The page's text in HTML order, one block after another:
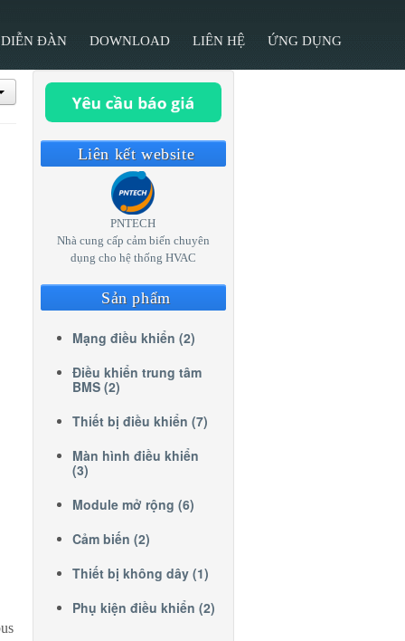
DIỄN ĐÀN DOWNLOAD LIÊN HỆ ỨNG DỤNG
Liên kết website
PNTECH
Nhà cung cấp cảm biến chuyên
dụng cho hệ thống HVAC
Sản phẩm
Mạng điều khiển (2)
Điều khiển trung tâm
BMS (2)
Thiết bị điều khiển (7)
Màn hình điều khiển
(3)
Module mở rộng (6)
Cảm biến (2)
Thiết bị không dây (1)
Phụ kiện điều khiển (2)